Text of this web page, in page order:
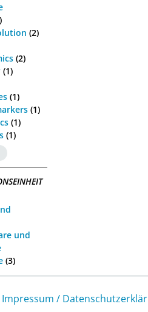
(2)
(2)
(1)
(1)
(1)
(1)
(1)
und
(3)
Impressum /